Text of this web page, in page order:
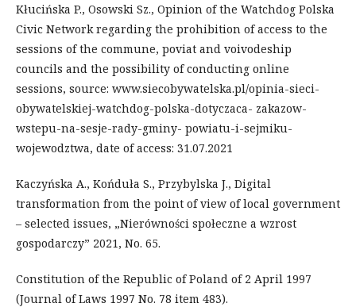
Kłucińska P., Osowski Sz., Opinion of the Watchdog Polska
Civic Network regarding the prohibition of access to the
sessions of the commune, poviat and voivodeship
councils and the possibility of conducting online
sessions, source: www.siecobywatelska.pl/opinia-sieci-
obywatelskiej-watchdog-polska-dotyczaca- zakazow-
wstepu-na-sesje-rady-gminy- powiatu-i-sejmiku-
wojewodztwa, date of access: 31.07.2021
Kaczyńska A., Końduła S., Przybylska J., Digital
transformation from the point of view of local government
– selected issues, „Nierówności społeczne a wzrost
gospodarczy” 2021, No. 65.
Constitution of the Republic of Poland of 2 April 1997
(Journal of Laws 1997 No. 78 item 483).